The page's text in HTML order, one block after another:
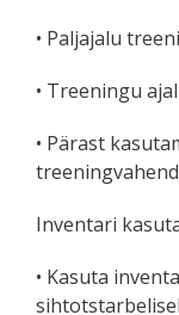
• Paljajalu
• Treeningu
• Pärast
Inventari
• Kasuta